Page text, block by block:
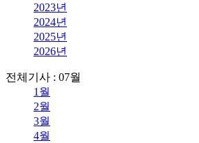
2023년
2024년
2025년
2026년
전체기사 : 07월
1월
2월
3월
4월